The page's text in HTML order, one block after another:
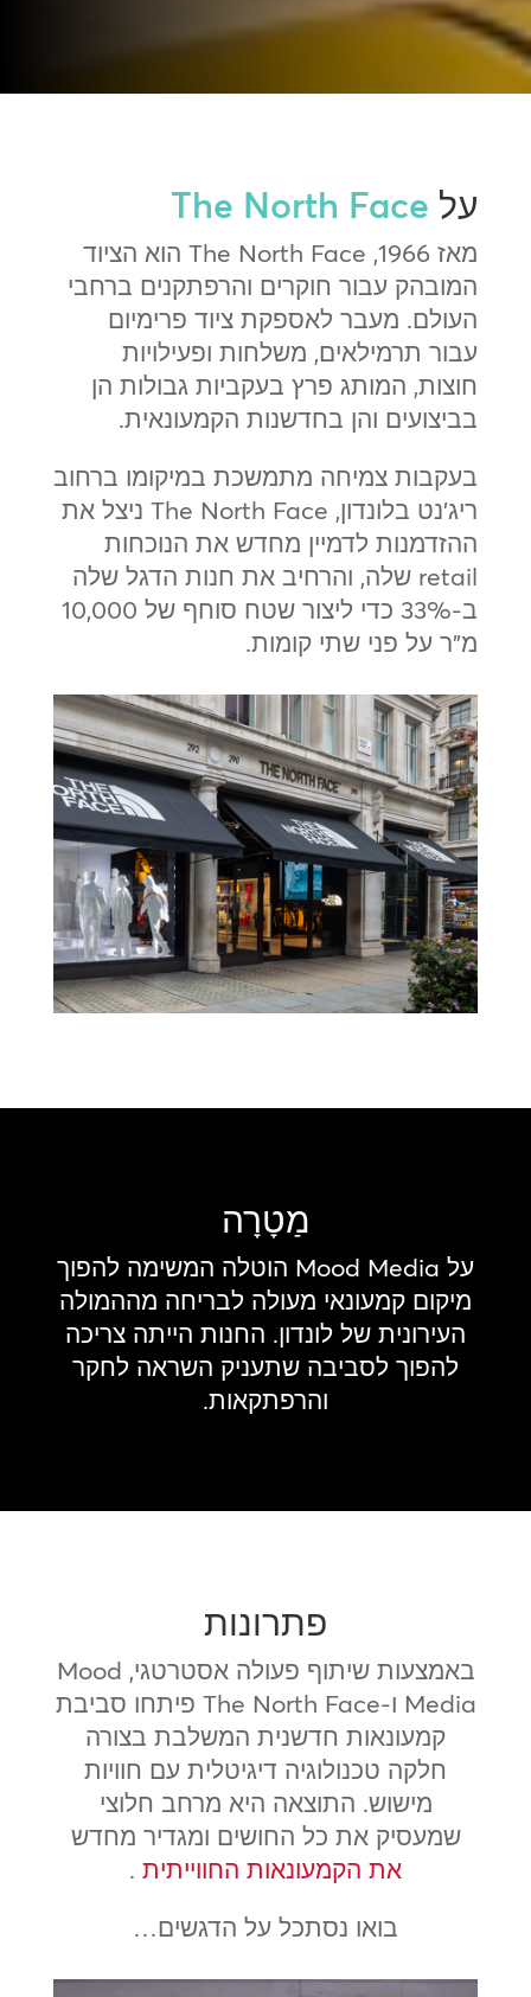
על The North Face
מאז 1966, The North Face הוא הציוד
המובהק עבור חוקרים והרפתקנים ברחבי
העולם. מעבר לאספקת ציוד פרימיום
עבור תרמילאים, משלחות ופעילויות
חוצות, המותג פרץ בעקביות גבולות הן
בביצועים והן בחדשנות הקמעונאית.
בעקבות צמיחה מתמשכת במיקומו ברחוב
ריג'נט בלונדון, The North Face ניצל את
ההזדמנות לדמיין מחדש את הנוכחות
retail שלה, והרחיב את חנות הדגל שלה
ב-33% כדי ליצור שטח סוחף של 10,000
מ"ר על פני שתי קומות.
מַטָרָה
על Mood Media הוטלה המשימה להפוך
מיקום קמעונאי מעולה לבריחה מההמולה
העירונית של לונדון. החנות הייתה צריכה
להפוך לסביבה שתעניק השראה לחקר
והרפתקאות.
פתרונות
באמצעות שיתוף פעולה אסטרטגי, Mood
Media ו-The North Face פיתחו סביבת
קמעונאות חדשנית המשלבת בצורה
חלקה טכנולוגיה דיגיטלית עם חוויות
מישוש. התוצאה היא מרחב חלוצי
שמעסיק את כל החושים ומגדיר מחדש
את הקמעונאות החווייתית .
בואו נסתכל על הדגשים…